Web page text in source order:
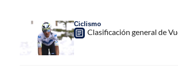
Ciclismo
Clasificación general de